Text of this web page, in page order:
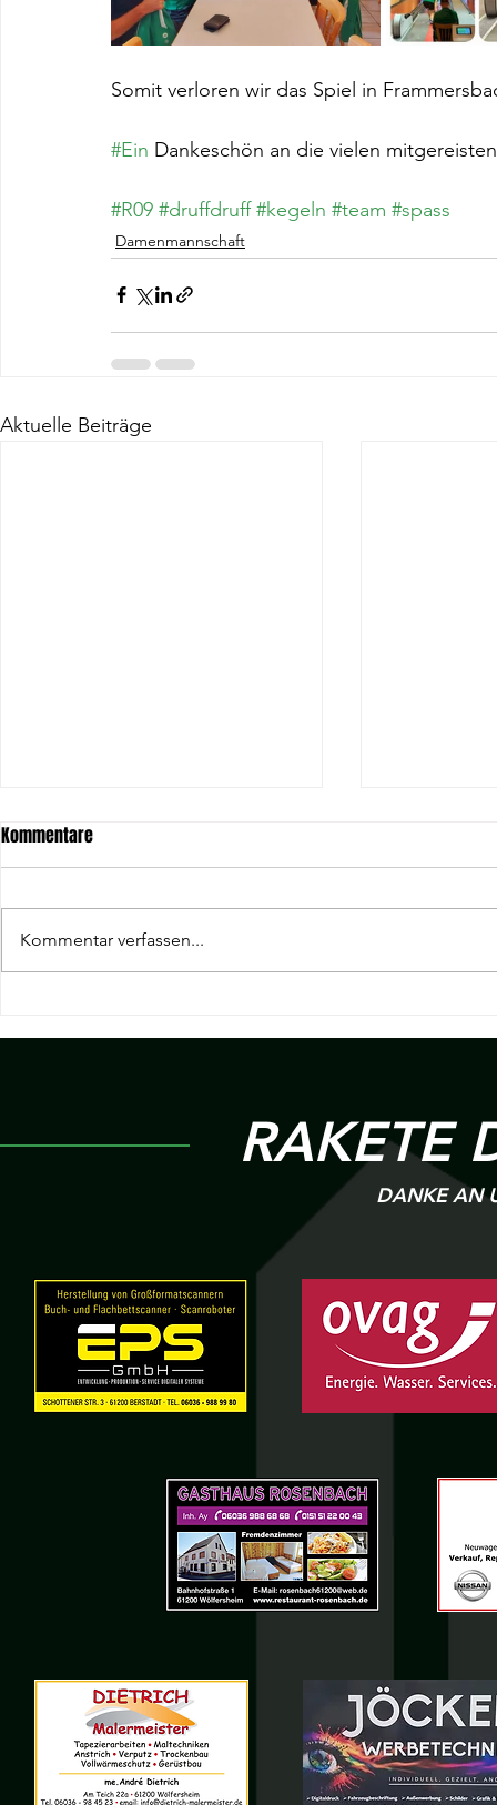
Somit verloren wir das Spiel in
#Ein Dankeschön an die vielen
#R09 #druffdruff #kegeln #team #spass
Damenmannschaft
Aktuelle Beiträge
SKG Roßdorf v.s R 09
v.s SKG Bad
Kommentare
Kommentar verfassen...
DANKE AN
RAKETE